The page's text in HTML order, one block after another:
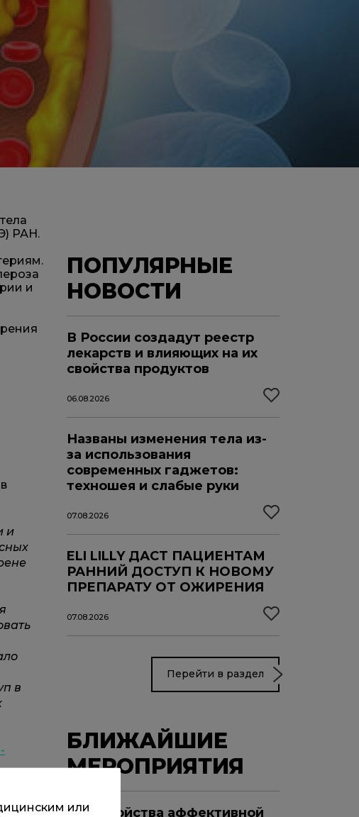
РАН.
и
и
в
ПОПУЛЯРНЫЕ
НОВОСТИ
В России создадут реестр
лекарств и влияющих на их
свойства продуктов
06.08.2026
Названы изменения тела из-
за использования
современных гаджетов:
техношея и слабые руки
07.08.2026
ELI LILLY ДАСТ ПАЦИЕНТАМ
РАННИЙ ДОСТУП К НОВОМУ
ПРЕПАРАТУ ОТ ОЖИРЕНИЯ
07.08.2026
Перейти в раздел
БЛИЖАЙШИЕ
МЕРОПРИЯТИЯ
Расстройства аффективной
или